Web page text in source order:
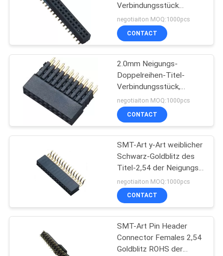
Brett zum
Leiterplatten-
Verbinder
Reihenklemme
Anschluss
Verbindungsstück
weiblichen Schwarzen
SMTs zu verschalen
PA9T
negotiaiton MOQ:1000pcs
CONTACT
2.0mm Neigungs-
Doppelreihen-Titel-
Verbindungsstück,
weibliches Pin Header
LCP Schwarzes SMTs
negotiaiton MOQ:1000pcs
CONTACT
SMT-Art y-Art weiblicher
Schwarz-Goldblitz des
Titel-2,54 der Neigungs-
PA9T
negotiaiton MOQ:1000pcs
CONTACT
SMT-Art Pin Header
Connector Females 2,54
Goldblitz ROHS der